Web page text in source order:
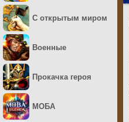
С открытым миром
Военные
Прокачка героя
МОБА